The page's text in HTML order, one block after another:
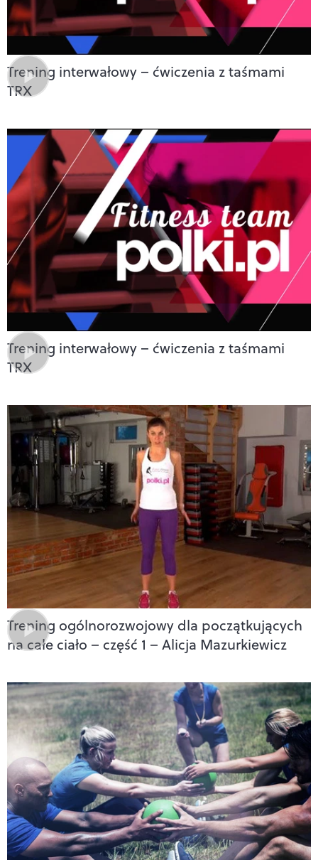
Trening interwałowy – ćwiczenia z taśmami
TRX
Trening interwałowy – ćwiczenia z taśmami
TRX
Trening ogólnorozwojowy dla początkujących
na całe ciało – część 1 – Alicja Mazurkiewicz